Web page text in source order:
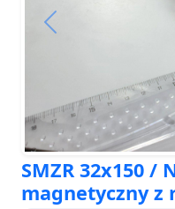
Previous
SMZR 32x150 /
magnetyczny z